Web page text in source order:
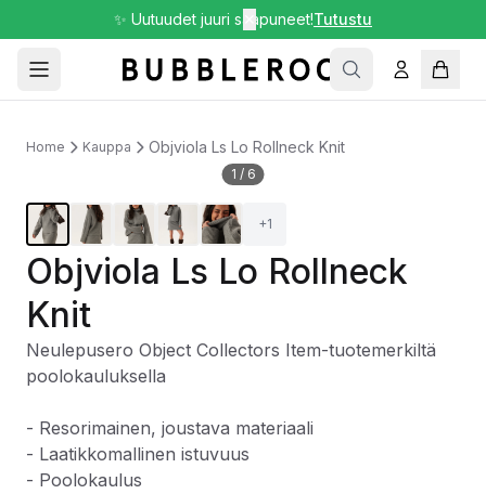
✨ Uutuudet juuri saapuneet!Tutustu
Home Kauppa Objviola Ls Lo Rollneck Knit
1 / 6
+1
Objviola Ls Lo Rollneck
Knit
Neulepusero Object Collectors Item-tuotemerkiltä
poolokauluksella
- Resorimainen, joustava materiaali
- Laatikkomallinen istuvuus
- Poolokaulus